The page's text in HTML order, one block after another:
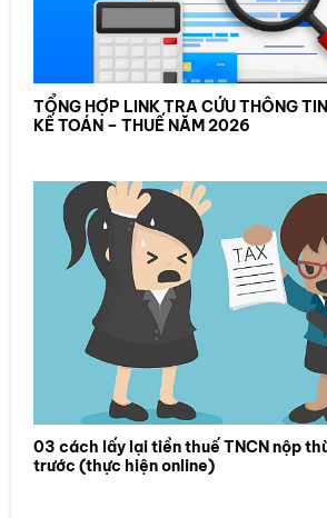
TỔNG HỢP LINK TRA CỨU THÔNG
KẾ TOÁN – THUẾ NĂM 2026
03 cách lấy lại tiền thuế TNCN nộp
trước (thực hiện online)